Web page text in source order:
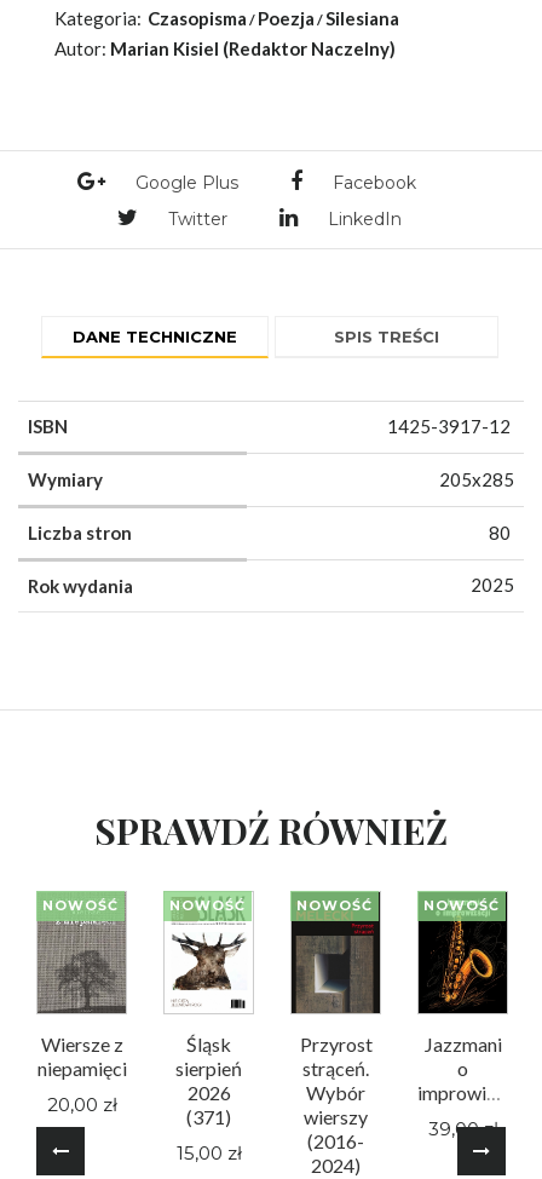
Kategoria: Czasopisma Poezja Silesiana
Autor: Marian Kisiel (Redaktor Naczelny)
Google Plus
Facebook
Twitter
LinkedIn
DANE TECHNICZNE SPIS TREŚCI
ISBN 1425-3917-12
Wymiary 205x285
Liczba stron 80
Rok wydania 2025
SPRAWDŹ RÓWNIEŻ
NOWOŚĆ
Wiersze z
niepamięci
20,00 zł
NOWOŚĆ
Śląsk
sierpień
2026
(371)
15,00 zł
NOWOŚĆ
Przyrost
strąceń.
Wybór
wierszy
(2016-
2024)
NOWOŚĆ
Jazzmani
o
improwizacji
39,00 zł